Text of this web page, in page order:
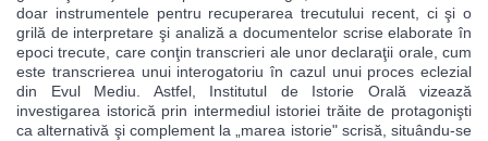
doar instrumentele pentru recuperarea trecutului recent, ci şi o
grilă de interpretare şi analiză a documentelor scrise elaborate în
epoci trecute, care conţin transcrieri ale unor declaraţii orale, cum
este transcrierea unui interogatoriu în cazul unui proces eclezial
din Evul Mediu. Astfel, Institutul de Istorie Orală vizează
investigarea istorică prin intermediul istoriei trăite de protagonişti
ca alternativă şi complement la „marea istorie" scrisă, situându-se